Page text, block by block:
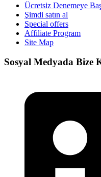
Ücretsiz Denemeye
Şimdi satın al
Special offers
Affiliate Program
Site Map
Sosyal Medyada Bize